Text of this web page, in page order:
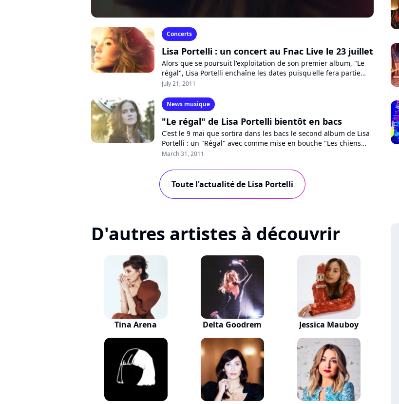
Concerts
Lisa Portelli : un concert au Fnac Live le 23 juillet
Alors que se poursuit l'exploitation de son premier album, "Le
régal", Lisa Portelli enchaîne les dates puisqu'elle fera partie
des artistes se produisant...
July 21, 2011
News musique
"Le régal" de Lisa Portelli bientôt en bacs
C'est le 9 mai que sortira dans les bacs le second album de Lisa
Portelli : un "Régal" avec comme mise en bouche "Les chiens
dorment" et "Dans l'air"....
March 31, 2011
Toute l'actualité de Lisa Portelli
D'autres artistes à découvrir
Tina Arena Delta Goodrem Jessica Mauboy